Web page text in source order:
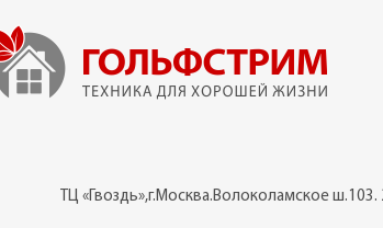
ТЦ «Гвоздь»,г.Москва.Волоколамское